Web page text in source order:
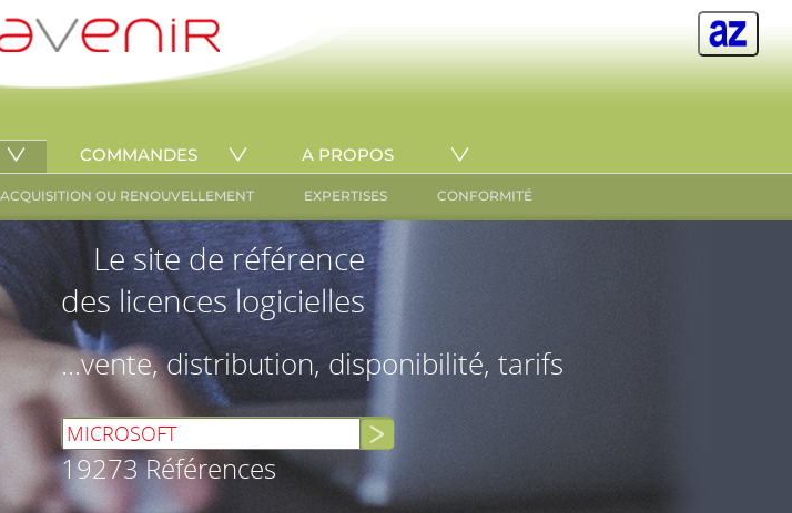
COMMANDES A PROPOS
ACQUISITION OU RENOUVELLEMENT EXPERTISES CONFORMITÉ
Le site de référence
des licences logicielles
...vente, distribution, disponibilité, tarifs
19273 Références